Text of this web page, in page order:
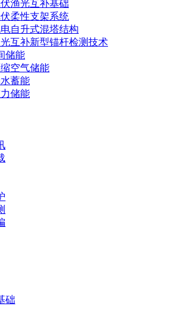
渔光互补基础
柔性支架系统
自升式混塔结构
互补新型锚杆检测技术
储能
空气储能
蓄能
储能
础